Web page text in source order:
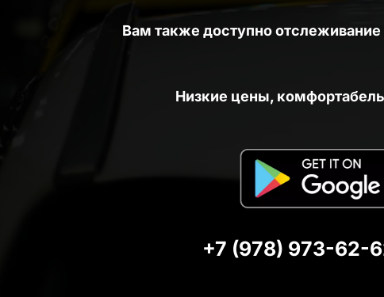
Вам также доступно отслеживание
Низкие цены,
+7 (978) 973-62-